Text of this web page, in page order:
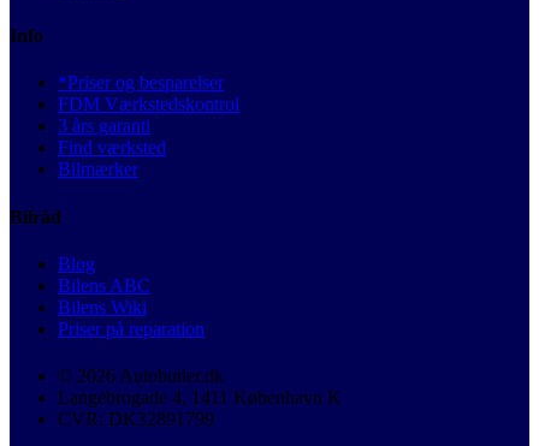
Info
*Priser og besparelser
FDM Værkstedskontrol
3 års garanti
Find værksted
Bilmærker
Bilråd
Blog
Bilens ABC
Bilens Wiki
Priser på reparation
© 2026 Autobutler.dk
Langebrogade 4, 1411 København K
CVR: DK32891799